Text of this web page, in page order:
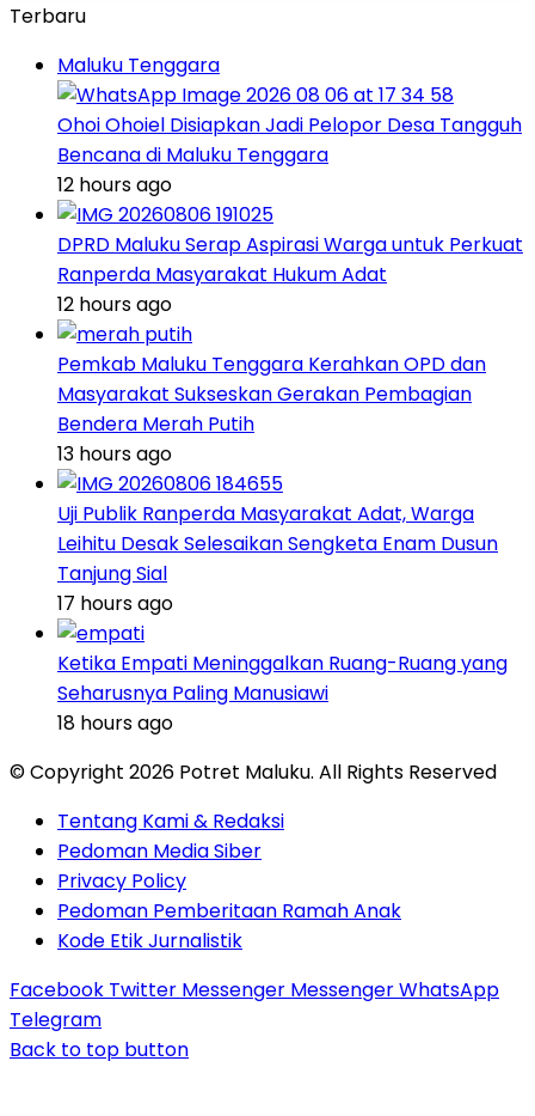
Terbaru
Maluku Tenggara
Ohoi Ohoiel Disiapkan Jadi Pelopor Desa Tangguh
Bencana di Maluku Tenggara
12 hours ago
DPRD Maluku Serap Aspirasi Warga untuk Perkuat
Ranperda Masyarakat Hukum Adat
12 hours ago
Pemkab Maluku Tenggara Kerahkan OPD dan
Masyarakat Sukseskan Gerakan Pembagian
Bendera Merah Putih
13 hours ago
Uji Publik Ranperda Masyarakat Adat, Warga
Leihitu Desak Selesaikan Sengketa Enam Dusun
Tanjung Sial
17 hours ago
Ketika Empati Meninggalkan Ruang-Ruang yang
Seharusnya Paling Manusiawi
18 hours ago
© Copyright 2026 Potret Maluku. All Rights Reserved
Tentang Kami & Redaksi
Pedoman Media Siber
Privacy Policy
Pedoman Pemberitaan Ramah Anak
Kode Etik Jurnalistik
Facebook Twitter Messenger MessengerWhatsApp
Telegram
Back to top button